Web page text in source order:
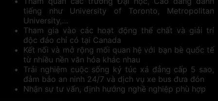
tiếng như University of Toronto, Metropolitan
University,…
Tham gia vào các hoạt động thể chất và giải trí
độc đáo chỉ có tại Canada
Kết nối và mở rộng mối quan hệ với bạn bè quốc tế
từ nhiều nền văn hóa khác nhau
Trải nghiệm cuộc sống ký túc xá đẳng cấp 5 sao,
đảm bảo an ninh 24/7 và dịch vụ xe bus đưa đón
Nhận sự tư vấn, định hướng nghề nghiệp phù hợp